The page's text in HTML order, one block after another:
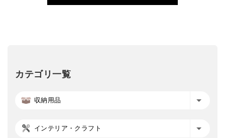
カテゴリ一覧
収納用品
インテリア・クラフト